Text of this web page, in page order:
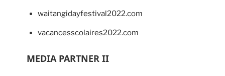
waitangidayfestival2022.com
vacancesscolaires2022.com
MEDIA PARTNER II